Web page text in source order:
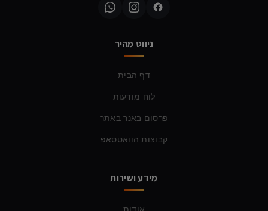
ניווט מהיר
דף הבית
לוח מודעות
פרסום באנר באתר
קבוצות הוואטסאפ
מידע ושירות
אודות